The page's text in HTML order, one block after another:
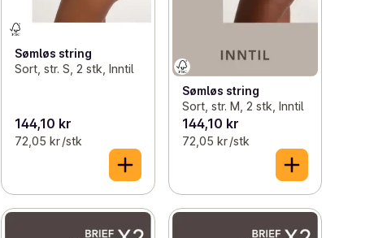
Sømløs string
Sort, str. S, 2 stk, Inntil
144,10 kr
72,05 kr /stk
Sømløs string
Sort, str. M, 2 stk, Inntil
144,10 kr
72,05 kr /stk